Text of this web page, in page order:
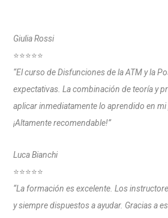
Giulia Rossi
⭐⭐⭐⭐⭐
“El curso de Disfunciones de la ATM y la
expectativas. La combinación de teoría y
aplicar inmediatamente lo aprendido en
¡Altamente recomendable!”
Luca Bianchi
⭐⭐⭐⭐⭐
“La formación es excelente. Los
y siempre dispuestos a ayudar. Gracias a